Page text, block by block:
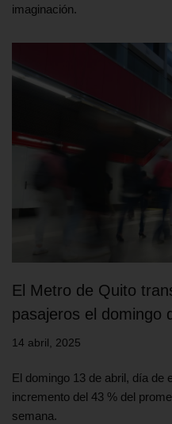
imaginación.
El Metro de Quito
pasajeros el domingo
14 abril, 2025
El domingo 13 de abril, día de
incremento del 43 % del
semana.